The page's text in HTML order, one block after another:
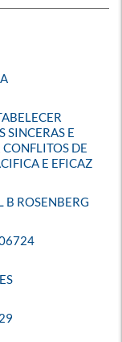
SINCERAS E
CONFLITOS DE
E EFICAZ
B ROSENBERG